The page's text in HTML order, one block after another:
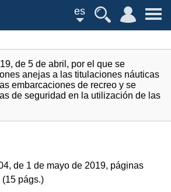
es
de 5 de abril, por el que se
anejas a las titulaciones náuticas
embarcaciones de recreo y se
de seguridad en la utilización de las
de 1 de mayo de 2019, páginas
(15 págs.)